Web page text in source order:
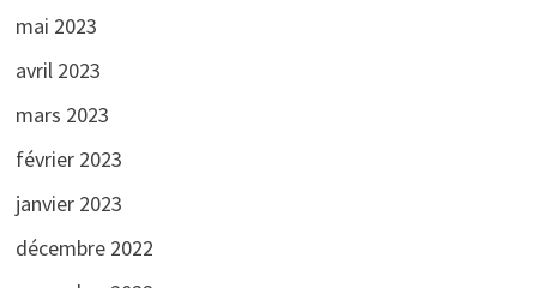
mai 2023
avril 2023
mars 2023
février 2023
janvier 2023
décembre 2022